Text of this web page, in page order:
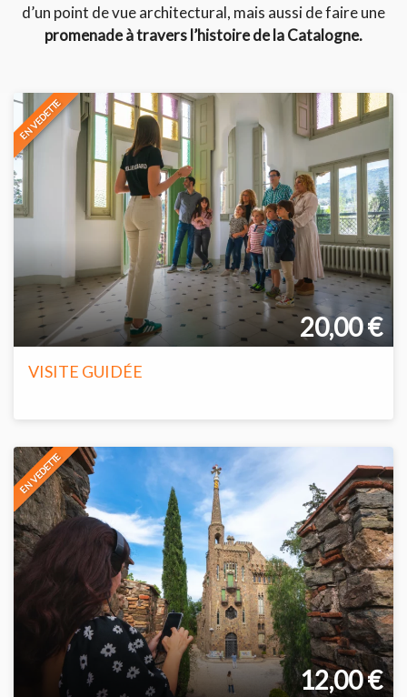
d’un point de vue architectural, mais aussi de faire une
promenade à travers l’histoire de la Catalogne.
EN VEDETTE
20,00 €
VISITE GUIDÉE
EN VEDETTE
12,00 €